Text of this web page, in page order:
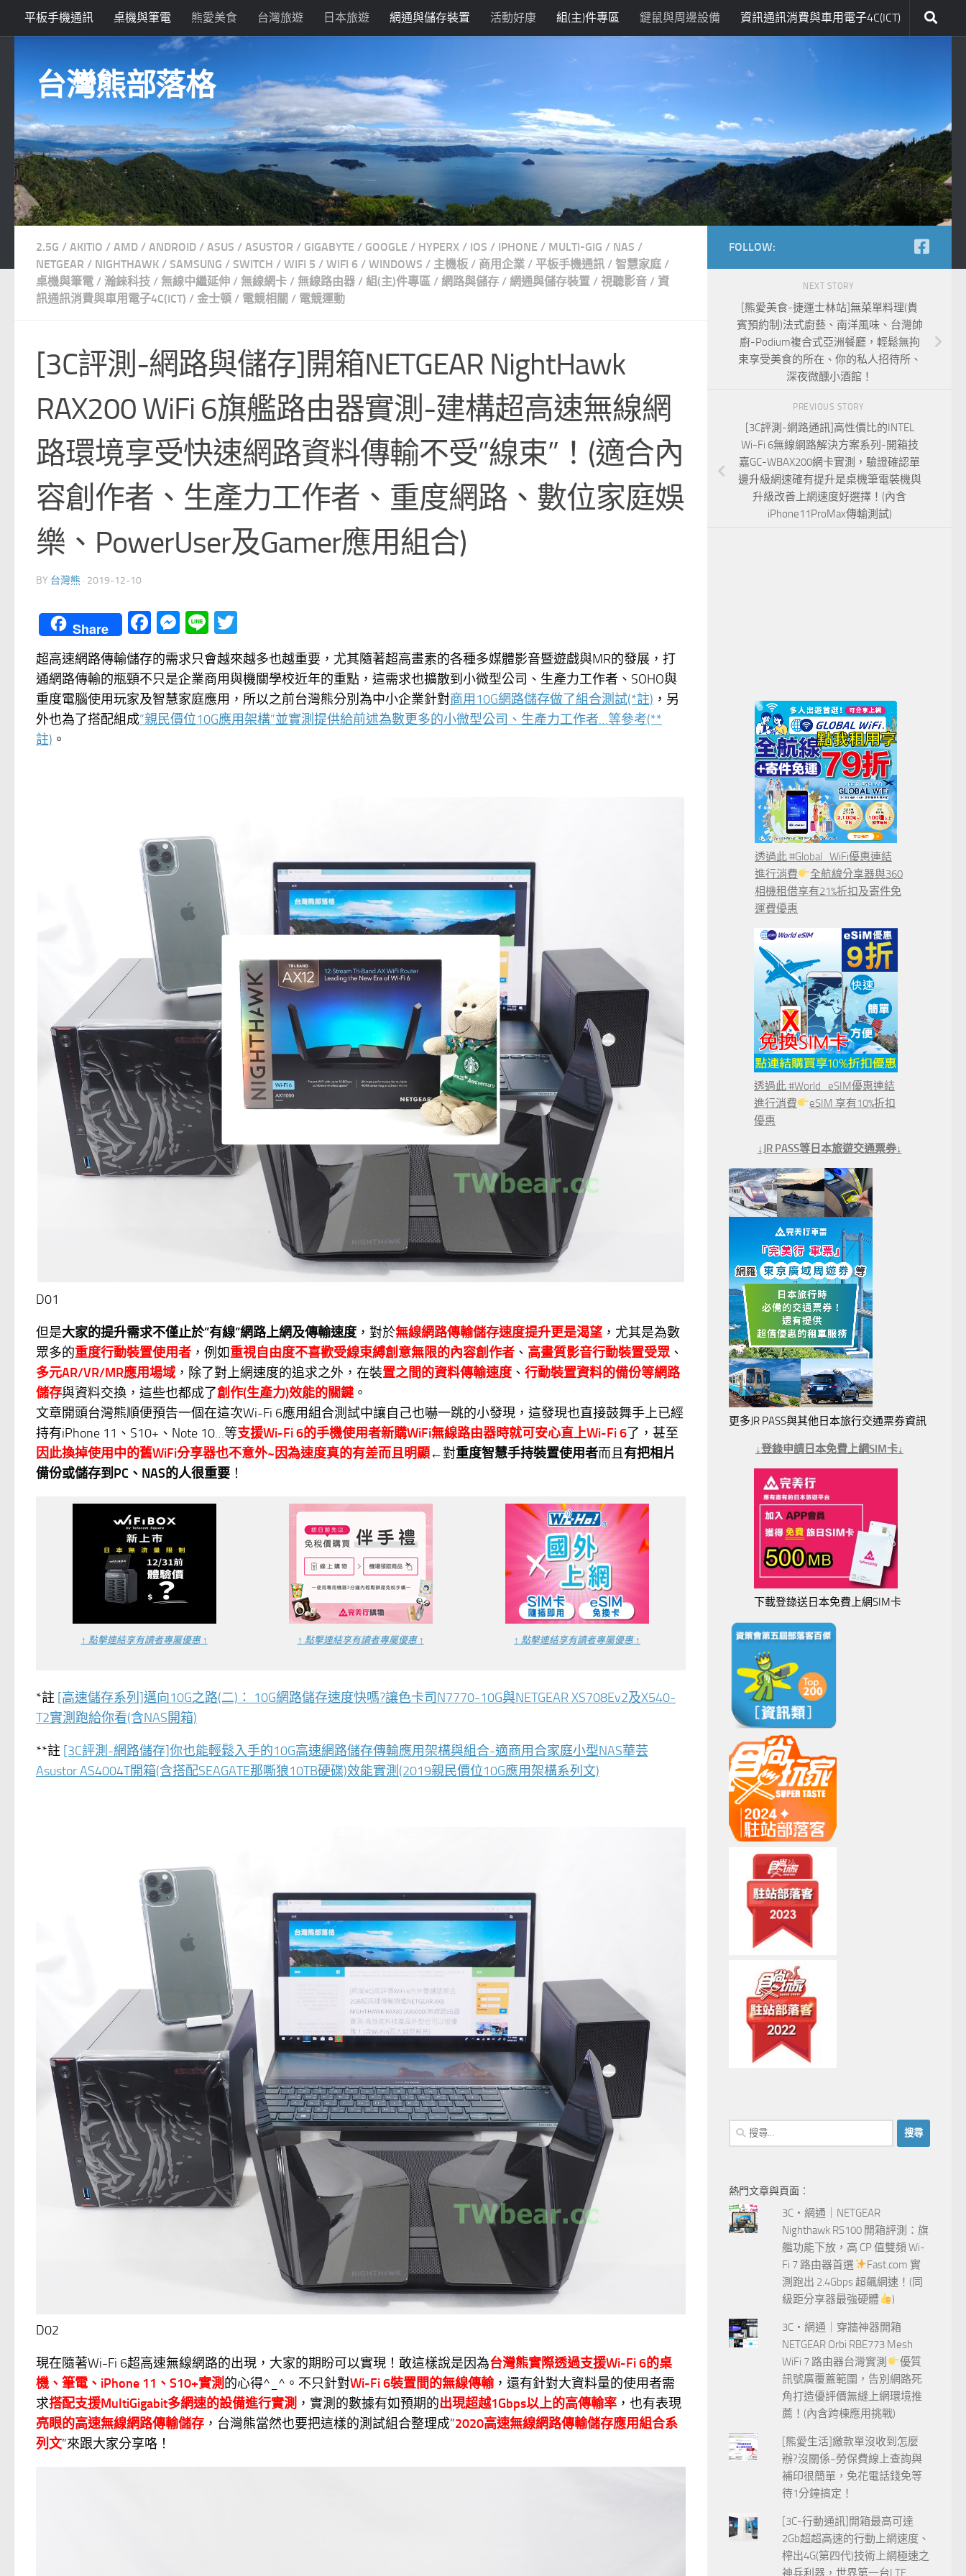
Skip to content
平板手機通訊 桌機與筆電 熊愛美食 台灣旅遊 日本旅遊 網通與儲存裝置 活動好康 組(主)件專區 鍵鼠與周邊設備 資訊通訊消費與車用電子4C(ICT)
台灣熊部落格
2.5G / AKITIO / AMD / ANDROID / ASUS / ASUSTOR / GIGABYTE / GOOGLE / HYPERX / IOS / IPHONE / MULTI-GIG / NAS /
NETGEAR / NIGHTHAWK / SAMSUNG / SWITCH / WIFI 5 / WIFI 6 / WINDOWS / 主機板 / 商用企業 / 平板手機通訊 / 智慧家庭 /
桌機與筆電 / 瀚錸科技 / 無線中繼延伸 / 無線網卡 / 無線路由器 / 組(主)件專區 / 網路與儲存 / 網通與儲存裝置 / 視聽影音 / 資
訊通訊消費與車用電子4C(ICT) / 金士頓 / 電競相關 / 電競運動
[3C評測-網路與儲存]開箱NETGEAR NightHawk
RAX200 WiFi 6旗艦路由器實測-建構超高速無線網
路環境享受快速網路資料傳輸不受”線束”！(適合內
容創作者、生產力工作者、重度網路、數位家庭娛
樂、PowerUser及Gamer應用組合)
BY 台灣熊 · 2019-12-10
Share Facebook
Messenger
Line
超高速網路傳輸儲存的需求只會越來越多也越重要，尤其隨著超高畫素的各種多媒體影音暨遊戲與MR的發展，打
通網路傳輸的瓶頸不只是企業商用與機關學校近年的重點，這需求也擴散到小微型公司、生產力工作者、SOHO與
重度電腦使用玩家及智慧家庭應用，所以之前台灣熊分別為中小企業針對商用10G網路儲存做了組合測試(*註) ，另
外也為了搭配組成”親民價位10G應用架構”並實測提供給前述為數更多的小微型公司、生產力工作者…等參考(**
註) 。
D01
但是大家的提升需求不僅止於”有線”網路上網及傳輸速度，對於無線網路傳輸儲存速度提升更是渴望 ，尤其是為數
眾多的重度行動裝置使用者 ，例如重視自由度不喜歡受線束縛創意無限的內容創作者 、 高畫質影音行動裝置受眾 、
多元AR/VR/MR應用場域 ，除了對上網速度的追求之外，在裝置之間的資料傳輸速度、 行動裝置資料的備份等網路
儲存與資料交換，這些也都成了創作(生產力)效能的關鍵。
文章開頭台灣熊順便預告一個在這次Wi-Fi 6應用組合測試中讓自己也嚇一跳的小發現，這發現也直接鼓舞手上已經
持有iPhone 11、S10+、Note 10…等支援Wi-Fi 6的手機使用者新購WiFi無線路由器時就可安心直上Wi-Fi 6了，甚至
因此換掉使用中的舊WiFi分享器也不意外~因為速度真的有差而且明顯←對重度智慧手持裝置使用者而且有把相片
備份或儲存到PC、NAS的人很重要 ！
↑ 點擊連結享有讀者專屬優惠 ↑ ↑ 點擊連結享有讀者專屬優惠 ↑ ↑ 點擊連結享有讀者專屬優惠 ↑
*註 [高速儲存系列]邁向10G之路(二)： 10G網路儲存速度快嗎?讓色卡司N7770-10G與NETGEAR XS708Ev2及X540-
T2實測跑給你看(含NAS開箱)
**註 [3C評測-網路儲存]你也能輕鬆入手的10G高速網路儲存傳輸應用架構與組合-適商用合家庭小型NAS華芸
Asustor AS4004T開箱(含搭配SEAGATE那嘶狼10TB硬碟)效能實測(2019親民價位10G應用架構系列文)
D02
現在隨著Wi-Fi 6超高速無線網路的出現，大家的期盼可以實現！敢這樣說是因為台灣熊實際透過支援Wi-Fi 6的桌
機、筆電、iPhone 11、S10+實測的心得^_^。不只針對Wi-Fi 6裝置間的無線傳輸，還有針對大資料量的使用者需
求搭配支援MultiGigabit多網速的設備進行實測 ，實測的數據有如預期的出現超越1Gbps以上的高傳輸率 ，也有表現
亮眼的高速無線網路傳輸儲存 ，台灣熊當然也要把這樣的測試組合整理成”2020高速無線網路傳輸儲存應用組合系
列文”來跟大家分享咯！
FOLLOW:
NEXT STORY
[熊愛美食-捷運士林站]無菜單料理(貴
賓預約制)法式廚藝、南洋風味、台灣帥
廚-Podium複合式亞洲餐廳，輕鬆無拘
束享受美食的所在、你的私人招待所、
深夜微醺小酒館！
PREVIOUS STORY
[3C評測-網路通訊]高性價比的INTEL
Wi-Fi 6無線網路解決方案系列-開箱技
嘉GC-WBAX200網卡實測，驗證確認單
邊升級網速確有提升是桌機筆電裝機與
升級改善上網速度好選擇！(內含
iPhone11ProMax傳輸測試)
透過此 #Global_WiFi優惠連結
進行消費
全航線分享器與360
相機租借享有21%折扣及寄件免
運費優惠
透過此 #World_eSIM優惠連結
進行消費
eSIM 享有10%折扣
優惠
↓JR PASS等日本旅遊交通票券↓
更多JR PASS與其他日本旅行交通票券資訊
↓登錄申請日本免費上網SIM卡↓
下載登錄送日本免費上網SIM卡
搜
尋
字:
熱門文章與頁面︰
3C‧網通｜NETGEAR
Nighthawk RS100 開箱評測：旗
艦功能下放，高 CP 值雙頻 Wi-
Fi 7 路由器首選
Fast.com 實
測跑出 2.4Gbps 超飆網速！(同
級距分享器最強硬體
)
3C‧網通｜穿牆神器開箱
NETGEAR Orbi RBE773 Mesh
WiFi 7 路由器台灣實測
優質
訊號廣覆蓋範圍，告別網路死
角打造優評價無縫上網環境推
薦！(內含跨棟應用挑戰)
[熊愛生活]繳款單沒收到怎麼
辦?沒關係~勞保費線上查詢與
補印很簡單，免花電話錢免等
待1分鐘搞定！
[3C-行動通訊]開箱最高可達
2Gb超超高速的行動上網速度、
榨出4G(第四代)技術上網極速之
神兵利器，世界第一台LTE